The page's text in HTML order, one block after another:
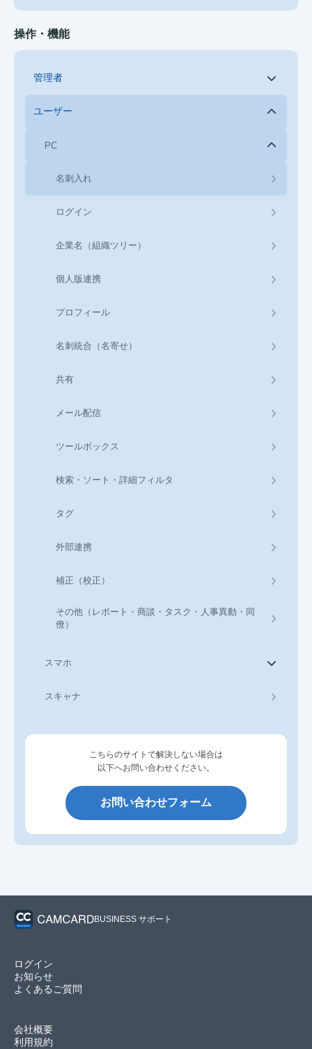
操作・機能
管理者
ユーザー
PC
名刺入れ
ログイン
企業名（組織ツリー）
個人版連携
プロフィール
名刺統合（名寄せ）
共有
メール配信
ツールボックス
検索・ソート・詳細フィルタ
タグ
外部連携
補正（校正）
その他（レポート・商談・タスク・人事異動・同
僚）
スマホ
スキャナ
こちらのサイトで解決しない場合は
以下へお問い合わせください。
お問い合わせフォーム
BUSINESS サポート
ログイン
お知らせ
よくあるご質問
会社概要
利用規約